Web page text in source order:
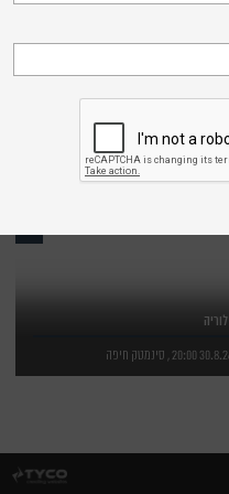
18:00 , סינמטק חיפה
לפרטים נוספים
לרכישת כרטיסים
בכורה
20:00 , סינמטק חיפה
20:00 , סינמטק חיפה